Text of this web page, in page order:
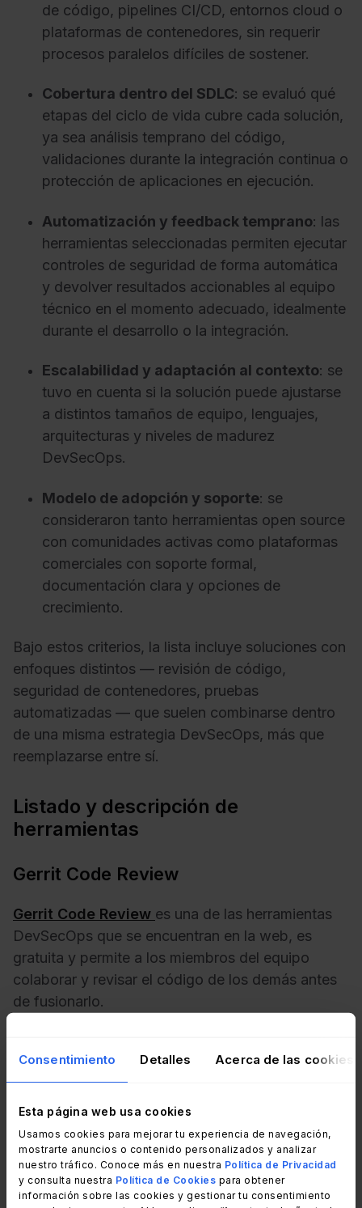
Consentimiento Detalles Acerca de las cookies
Esta página web usa cookies
Usamos cookies para mejorar tu experiencia de navegación,
mostrarte anuncios o contenido personalizados y analizar
nuestro tráfico. Conoce más en nuestra Política de Privacidad
y consulta nuestra Política de Cookies para obtener
información sobre las cookies y gestionar tu consentimiento
de código, pipelines CI/CD, entornos cloud o
plataformas de contenedores, sin requerir
procesos paralelos difíciles de sostener.
Cobertura dentro del SDLC: se evaluó qué
etapas del ciclo de vida cubre cada solución,
ya sea análisis temprano del código,
validaciones durante la integración continua o
protección de aplicaciones en ejecución.
Automatización y feedback temprano: las
herramientas seleccionadas permiten ejecutar
controles de seguridad de forma automática
y devolver resultados accionables al equipo
técnico en el momento adecuado, idealmente
durante el desarrollo o la integración.
Escalabilidad y adaptación al contexto: se
tuvo en cuenta si la solución puede ajustarse
a distintos tamaños de equipo, lenguajes,
arquitecturas y niveles de madurez
DevSecOps.
Modelo de adopción y soporte: se
consideraron tanto herramientas open source
con comunidades activas como plataformas
comerciales con soporte formal,
documentación clara y opciones de
crecimiento.
Bajo estos criterios, la lista incluye soluciones con
enfoques distintos — revisión de código,
seguridad de contenedores, pruebas
automatizadas — que suelen combinarse dentro
de una misma estrategia DevSecOps, más que
reemplazarse entre sí.
Listado y descripción de
herramientas
Gerrit Code Review
Gerrit Code Review es una de las herramientas
DevSecOps que se encuentran en la web, es
gratuita y permite a los miembros del equipo
colaborar y revisar el código de los demás antes
de fusionarlo.
viene con clientes SSH git habilitado y clientes git
HTTPS. También se puede ampliar la
funcionalidad de la herramienta añadiendo
plugins.
Cuando se implementa, Gerrit actúa como
repositorio central del código fuente y crea una